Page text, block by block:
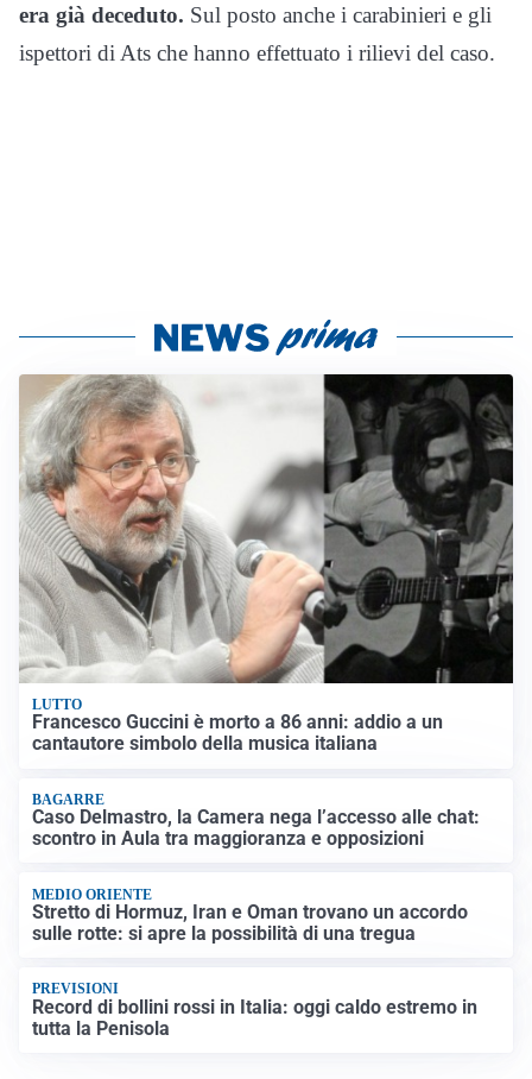
era già deceduto. Sul posto anche i carabinieri e gli
ispettori di Ats che hanno effettuato i rilievi del caso.
LUTTO
Francesco Guccini è morto a 86 anni: addio a un
cantautore simbolo della musica italiana
BAGARRE
Caso Delmastro, la Camera nega l’accesso alle chat:
scontro in Aula tra maggioranza e opposizioni
MEDIO ORIENTE
Stretto di Hormuz, Iran e Oman trovano un accordo
sulle rotte: si apre la possibilità di una tregua
PREVISIONI
Record di bollini rossi in Italia: oggi caldo estremo in
tutta la Penisola